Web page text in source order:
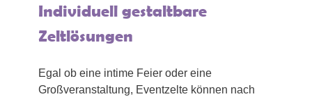
Individuell gestaltbare
Zeltlösungen
Egal ob eine intime Feier oder eine
Großveranstaltung, Eventzelte können nach